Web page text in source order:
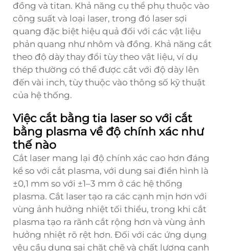
đồng và titan. Khả năng cụ thể phụ thuộc vào
công suất và loại laser, trong đó laser sợi
quang đặc biệt hiệu quả đối với các vật liệu
phản quang như nhôm và đồng. Khả năng cắt
theo độ dày thay đổi tùy theo vật liệu, ví dụ
thép thường có thể được cắt với độ dày lên
đến vài inch, tùy thuộc vào thông số kỹ thuật
của hệ thống.
Việc cắt bằng tia laser so với cắt
bằng plasma về độ chính xác như
thế nào
Cắt laser mang lại độ chính xác cao hơn đáng
kể so với cắt plasma, với dung sai điển hình là
±0,1 mm so với ±1–3 mm ở các hệ thống
plasma. Cắt laser tạo ra các cạnh mịn hơn với
vùng ảnh hưởng nhiệt tối thiểu, trong khi cắt
plasma tạo ra rãnh cắt rộng hơn và vùng ảnh
hưởng nhiệt rõ rệt hơn. Đối với các ứng dụng
yêu cầu dung sai chặt chẽ và chất lượng cạnh